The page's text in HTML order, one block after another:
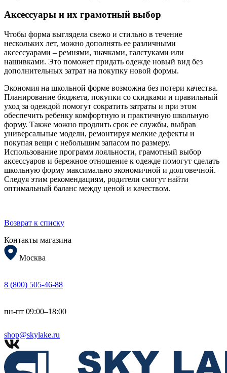
Аксессуары и их грамотный выбор
Чтобы форма выглядела свежо и стильно в течение
нескольких лет, можно дополнять ее различными
аксессуарами – ремнями, значками, галстуками или
нашивками. Это поможет придать одежде новый вид без
дополнительных затрат на покупку новой формы.
Экономия на школьной форме возможна без потери качества.
Планирование бюджета, покупки со скидками и правильный
уход за одеждой помогут сократить затраты и при этом
обеспечить ребенку комфортную и практичную школьную
форму. Также можно продлить срок ее службы, выбрав
универсальные модели, ремонтируя мелкие дефекты и
покупая вещи с небольшим запасом по размеру.
Использование программ лояльности, грамотный выбор
аксессуаров и бережное отношение к одежде помогут сделать
школьную форму максимально экономичной и долговечной.
Следуя этим рекомендациям, родители смогут найти
оптимальный баланс между ценой и качеством.
Возврат к списку
Контакты магазина
Москва
8 (800) 505-46-88
пн-пт 09:00–18:00
shop@skylake.ru